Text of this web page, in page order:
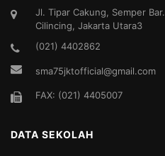
Jl. Tipar Cakung, Semper Bar.,
Cilincing, Jakarta Utara3
(021) 4402862
sma75jktofficial@gmail.com
FAX: (021) 4405007
DATA SEKOLAH